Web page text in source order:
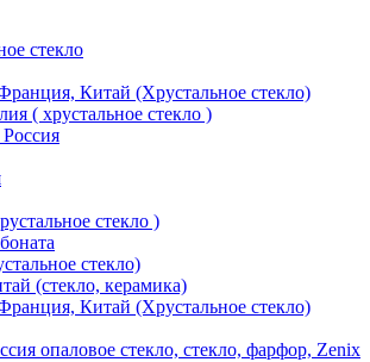
стекло
Китай (Хрустальное стекло)
( хрустальное стекло )
стекло )
стекло)
(стекло, керамика)
Китай (Хрустальное стекло)
опаловое стекло, стекло, фарфор, Zenix